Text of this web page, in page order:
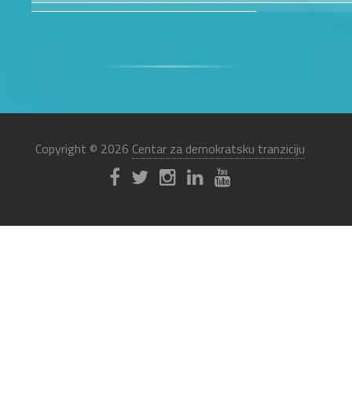
Copyright © 2026 Centar za demokratsku tranziciju